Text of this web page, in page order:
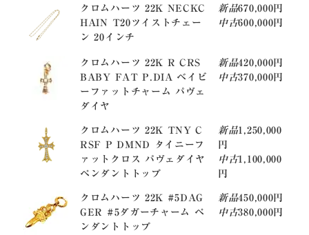
クロムハーツ 22K NECKC
HAIN T20ツイストチェー
ン 20インチ
新品670,000円
中古600,000円
クロムハーツ 22K R CRS
BABY FAT P.DIA ベイビ
ーファットチャーム パヴェ
ダイヤ
新品420,000円
中古370,000円
クロムハーツ 22K TNY C
RSF P DMND タイニーフ
ァットクロス パヴェダイヤ
ペンダントトップ
新品1,250,000
円
中古1,100,000
円
クロムハーツ 22K #5DAG
GER #5ダガーチャーム ペ
ンダントトップ
新品450,000円
中古380,000円